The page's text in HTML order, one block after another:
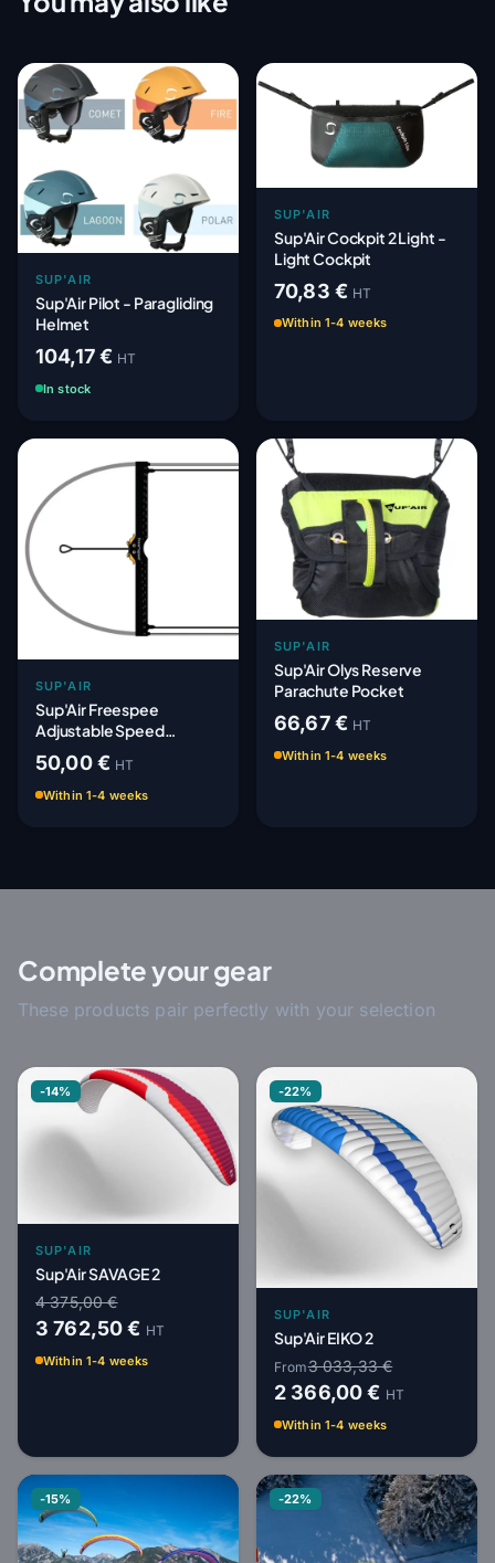
SUP'AIR
Sup'Air Pilot - Paragliding
Helmet
104,17 € HT
In stock
SUP'AIR
Sup'Air Cockpit 2 Light -
Light Cockpit
70,83 € HT
Within 1-4 weeks
SUP'AIR
Sup'Air Freespee
Adjustable Speed
System - Adaptable
50,00 € HT
Within 1-4 weeks
SUP'AIR
Sup'Air Olys Reserve
Parachute Pocket
66,67 € HT
Within 1-4 weeks
Complete your gear
These products pair perfectly with your selection
-14%
SUP'AIR
Sup'Air SAVAGE 2
4 375,00 €
3 762,50 € HT
Within 1-4 weeks
-22%
SUP'AIR
Sup'Air EIKO 2
From3 033,33 €
2 366,00 € HT
Within 1-4 weeks
-15% -22%